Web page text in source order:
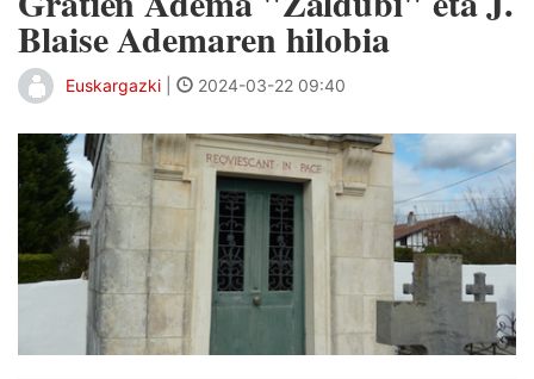
Blaise Ademaren hilobia
Euskargazki 2024-03-22 09:40